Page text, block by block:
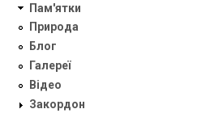
Пам'ятки
Природа
Блог
Галереї
Відео
Закордон